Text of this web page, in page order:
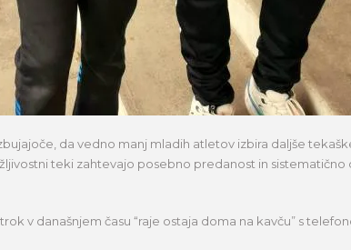
da vedno manj mladih atletov izbira daljše
teki zahtevajo posebno predanost in sistematično
v današnjem času “raje ostaja doma na kavču” s